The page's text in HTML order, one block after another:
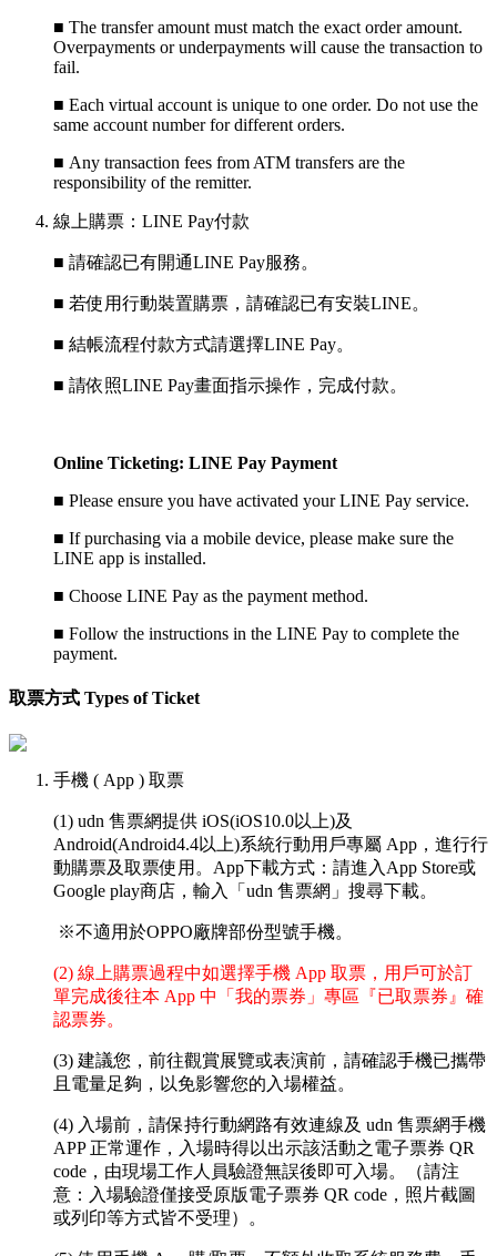
■ The transfer amount must match the exact order amount.
Overpayments or underpayments will cause the transaction to
fail.
■ Each virtual account is unique to one order. Do not use the
same account number for different orders.
■ Any transaction fees from ATM transfers are the
responsibility of the remitter.
線上購票：LINE Pay付款
■ 請確認已有開通LINE Pay服務。
■ 若使用行動裝置購票，請確認已有安裝LINE。
■ 結帳流程付款方式請選擇LINE Pay。
■ 請依照LINE Pay畫面指示操作，完成付款。
Online Ticketing: LINE Pay Payment
■ Please ensure you have activated your LINE Pay service.
■ If purchasing via a mobile device, please make sure the
LINE app is installed.
■ Choose LINE Pay as the payment method.
■ Follow the instructions in the LINE Pay to complete the
payment.
取票方式 Types of Ticket
手機 ( App ) 取票
(1) udn 售票網提供 iOS(iOS10.0以上)及
Android(Android4.4以上)系統行動用戶專屬 App，進行行
動購票及取票使用。App下載方式：請進入App Store或
Google play商店，輸入「udn 售票網」搜尋下載。
※不適用於OPPO廠牌部份型號手機。
(2) 線上購票過程中如選擇手機 App 取票，用戶可於訂
單完成後往本 App 中「我的票券」專區『已取票券』確
認票券。
(3) 建議您，前往觀賞展覽或表演前，請確認手機已攜帶
且電量足夠，以免影響您的入場權益。
(4) 入場前，請保持行動網路有效連線及 udn 售票網手機
APP 正常運作，入場時得以出示該活動之電子票券 QR
code，由現場工作人員驗證無誤後即可入場。（請注
意：入場驗證僅接受原版電子票券 QR code，照片截圖
或列印等方式皆不受理）。